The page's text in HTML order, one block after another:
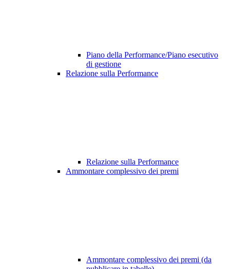
Piano della Performance/Piano esecutivo
di gestione
Relazione sulla Performance
Relazione sulla Performance
Ammontare complessivo dei premi
Ammontare complessivo dei premi (da